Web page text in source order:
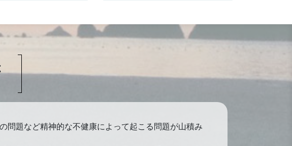
問題など精神的な不健康によって起こる問題が山積み